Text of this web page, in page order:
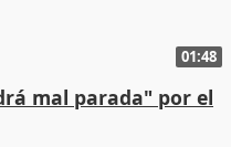
01:48
mal parada" por el